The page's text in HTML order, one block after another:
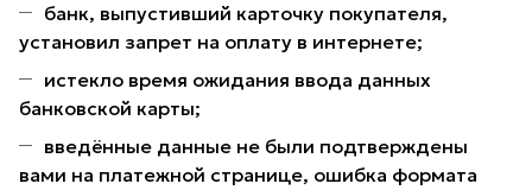
банк, выпустивший карточку покупателя,
установил запрет на оплату в интернете;
истекло время ожидания ввода данных
банковской карты;
введённые данные не были подтверждены
вами на платежной странице, ошибка формата